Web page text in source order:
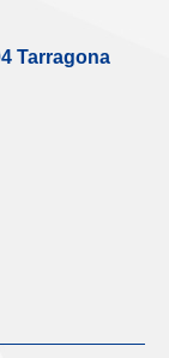
Tarragona